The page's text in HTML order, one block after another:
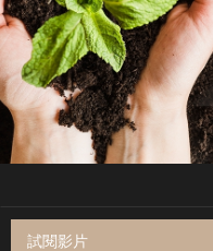
試閱影片